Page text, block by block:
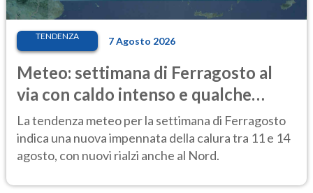
TENDENZA 7 Agosto 2026
Meteo: settimana di Ferragosto al
via con caldo intenso e qualche
temporale
La tendenza meteo per la settimana di Ferragosto
indica una nuova impennata della calura tra 11 e 14
agosto, con nuovi rialzi anche al Nord.